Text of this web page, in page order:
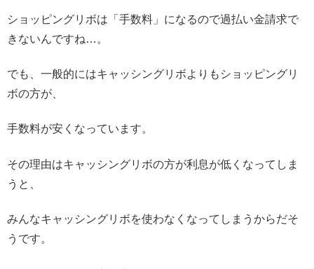
ショッピングリボは「手数料」になるので過払い金請求で
きないんですね…。
でも、一般的にはキャッシングリボよりもショッピングリ
ボの方が、
手数料が安くなっています。
その理由はキャッシングリボの方が利息が低くなってしま
うと、
みんなキャッシングリボを使わなくなってしまうからだそ
うです。